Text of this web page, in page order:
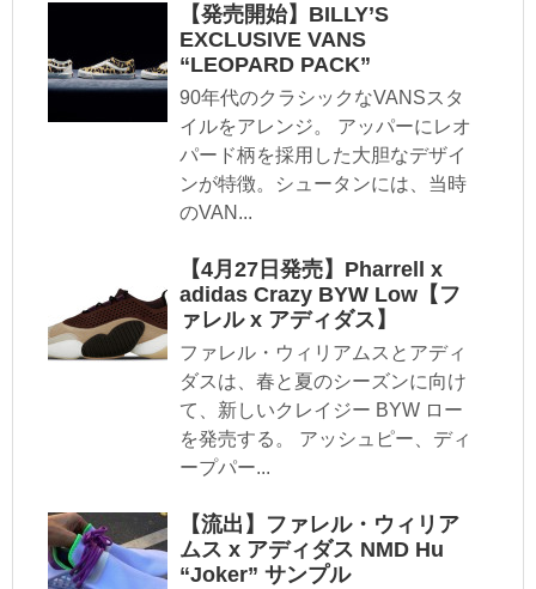
【発売開始】BILLY’S
EXCLUSIVE VANS
“LEOPARD PACK”
90年代のクラシックなVANSスタ
イルをアレンジ。 アッパーにレオ
パード柄を採用した大胆なデザイ
ンが特徴。シュータンには、当時
のVAN...
【4月27日発売】Pharrell x
adidas Crazy BYW Low【フ
ァレル x アディダス】
ファレル・ウィリアムスとアディ
ダスは、春と夏のシーズンに向け
て、新しいクレイジー BYW ロー
を発売する。 アッシュピー、ディ
ープパー...
【流出】ファレル・ウィリア
ムス x アディダス NMD Hu
“Joker” サンプル